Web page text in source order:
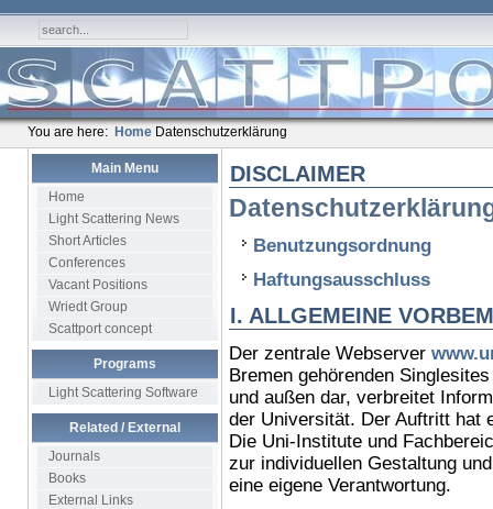
You are here: Home Datenschutzerklärung
Main Menu
Home
Light Scattering News
Short Articles
Conferences
Vacant Positions
Wriedt Group
Scattport concept
Programs
Light Scattering Software
Related / External
Journals
Books
External Links
DISCLAIMER
Benutzungsordnung
Haftungsausschluss
I. ALLGEMEINE
Der zentrale Webserver
Bremen gehörenden
und außen dar, verbreitet
der Universität. Der Auftritt hat
Die Uni-Institute und
zur individuellen Gestaltung
eine eigene Verantwortung.